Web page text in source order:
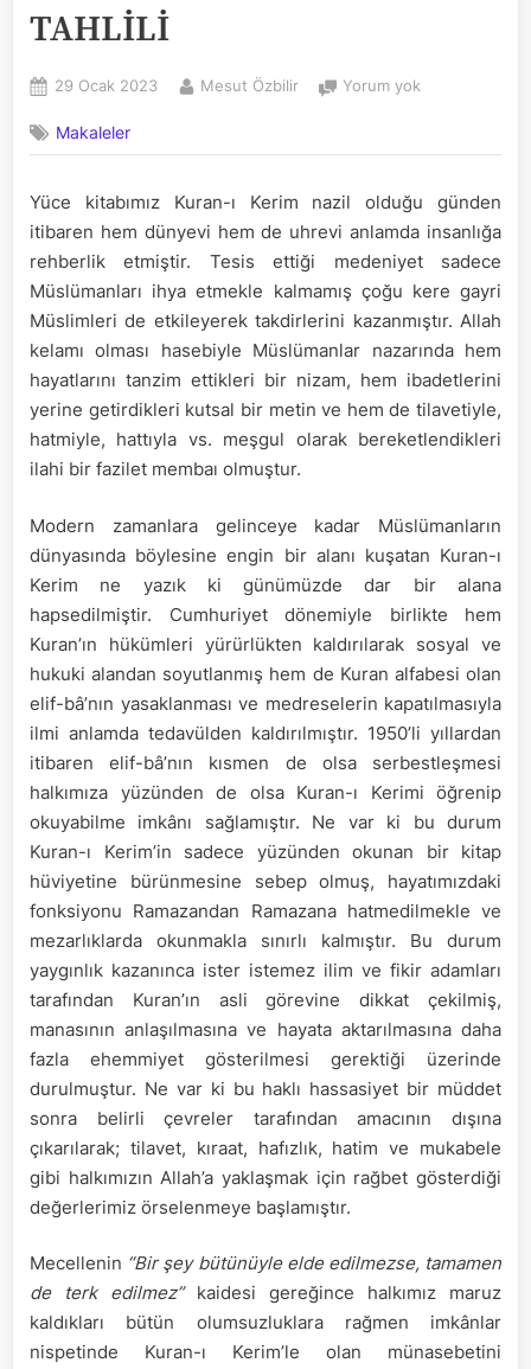
TAHLİLİ
Posted
29 Ocak 2023 By
Mesut Özbilir Yorum yok
OKUMANIN
MANASI
YOK”
SÖYLEMİNİN
TAHLİLİ
Makaleler
Yüce kitabımız Kuran-ı Kerim nazil olduğu günden
itibaren hem dünyevi hem de uhrevi anlamda insanlığa
rehberlik etmiştir. Tesis ettiği medeniyet sadece
Müslümanları ihya etmekle kalmamış çoğu kere gayri
Müslimleri de etkileyerek takdirlerini kazanmıştır. Allah
kelamı olması hasebiyle Müslümanlar nazarında hem
hayatlarını tanzim ettikleri bir nizam, hem ibadetlerini
yerine getirdikleri kutsal bir metin ve hem de tilavetiyle,
hatmiyle, hattıyla vs. meşgul olarak bereketlendikleri
ilahi bir fazilet membaı olmuştur.
Modern zamanlara gelinceye kadar Müslümanların
dünyasında böylesine engin bir alanı kuşatan Kuran-ı
Kerim ne yazık ki günümüzde dar bir alana
hapsedilmiştir. Cumhuriyet dönemiyle birlikte hem
Kuran’ın hükümleri yürürlükten kaldırılarak sosyal ve
hukuki alandan soyutlanmış hem de Kuran alfabesi olan
elif-bâ’nın yasaklanması ve medreselerin kapatılmasıyla
ilmi anlamda tedavülden kaldırılmıştır. 1950’li yıllardan
itibaren elif-bâ’nın kısmen de olsa serbestleşmesi
halkımıza yüzünden de olsa Kuran-ı Kerimi öğrenip
okuyabilme imkânı sağlamıştır. Ne var ki bu durum
Kuran-ı Kerim’in sadece yüzünden okunan bir kitap
hüviyetine bürünmesine sebep olmuş, hayatımızdaki
fonksiyonu Ramazandan Ramazana hatmedilmekle ve
mezarlıklarda okunmakla sınırlı kalmıştır. Bu durum
yaygınlık kazanınca ister istemez ilim ve fikir adamları
tarafından Kuran’ın asli görevine dikkat çekilmiş,
manasının anlaşılmasına ve hayata aktarılmasına daha
fazla ehemmiyet gösterilmesi gerektiği üzerinde
durulmuştur. Ne var ki bu haklı hassasiyet bir müddet
sonra belirli çevreler tarafından amacının dışına
çıkarılarak; tilavet, kıraat, hafızlık, hatim ve mukabele
gibi halkımızın Allah’a yaklaşmak için rağbet gösterdiği
değerlerimiz örselenmeye başlamıştır.
Mecellenin “Bir şey bütünüyle elde edilmezse, tamamen
de terk edilmez”kaidesi gereğince halkımız maruz
kaldıkları bütün olumsuzluklara rağmen imkânlar
nispetinde Kuran-ı Kerim’le olan münasebetini